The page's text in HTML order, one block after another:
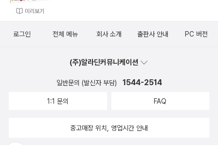
미리보기
로그인 전체 메뉴 회사 소개 출판사 안내 PC 버전
(주)알라딘커뮤니케이션
일반문의 (발신자 부담) 1544-2514
1:1 문의 FAQ
중고매장 위치, 영업시간 안내